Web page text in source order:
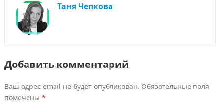
Таня Чепкова
Добавить комментарий
Ваш адрес email не будет опубликован. Обязательные поля
помечены *